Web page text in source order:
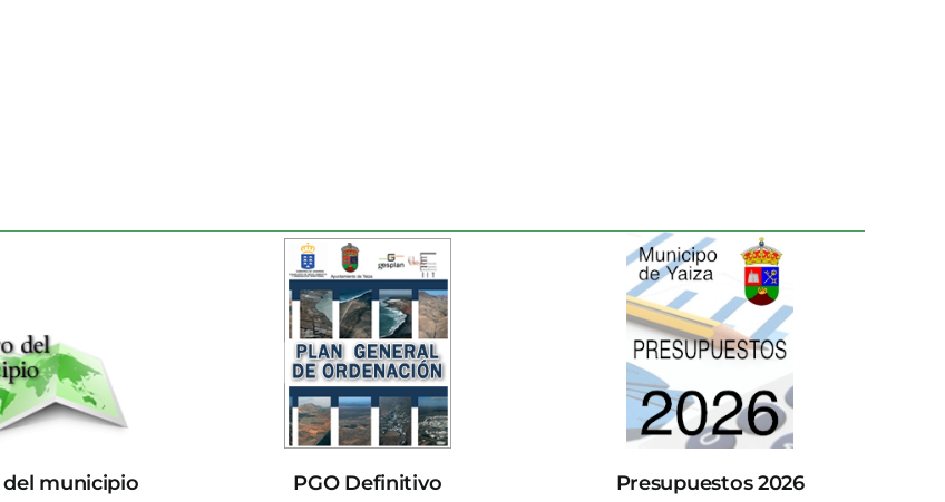
del municipio PGO Definitivo Presupuestos 2026